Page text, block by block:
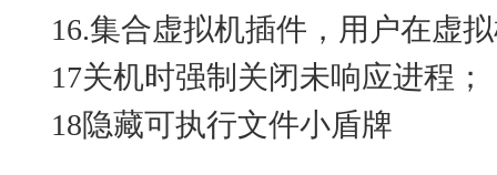
16.集合虚拟机插件，用户在虚
17关机时强制关闭未响应进程；
18隐藏可执行文件小盾牌